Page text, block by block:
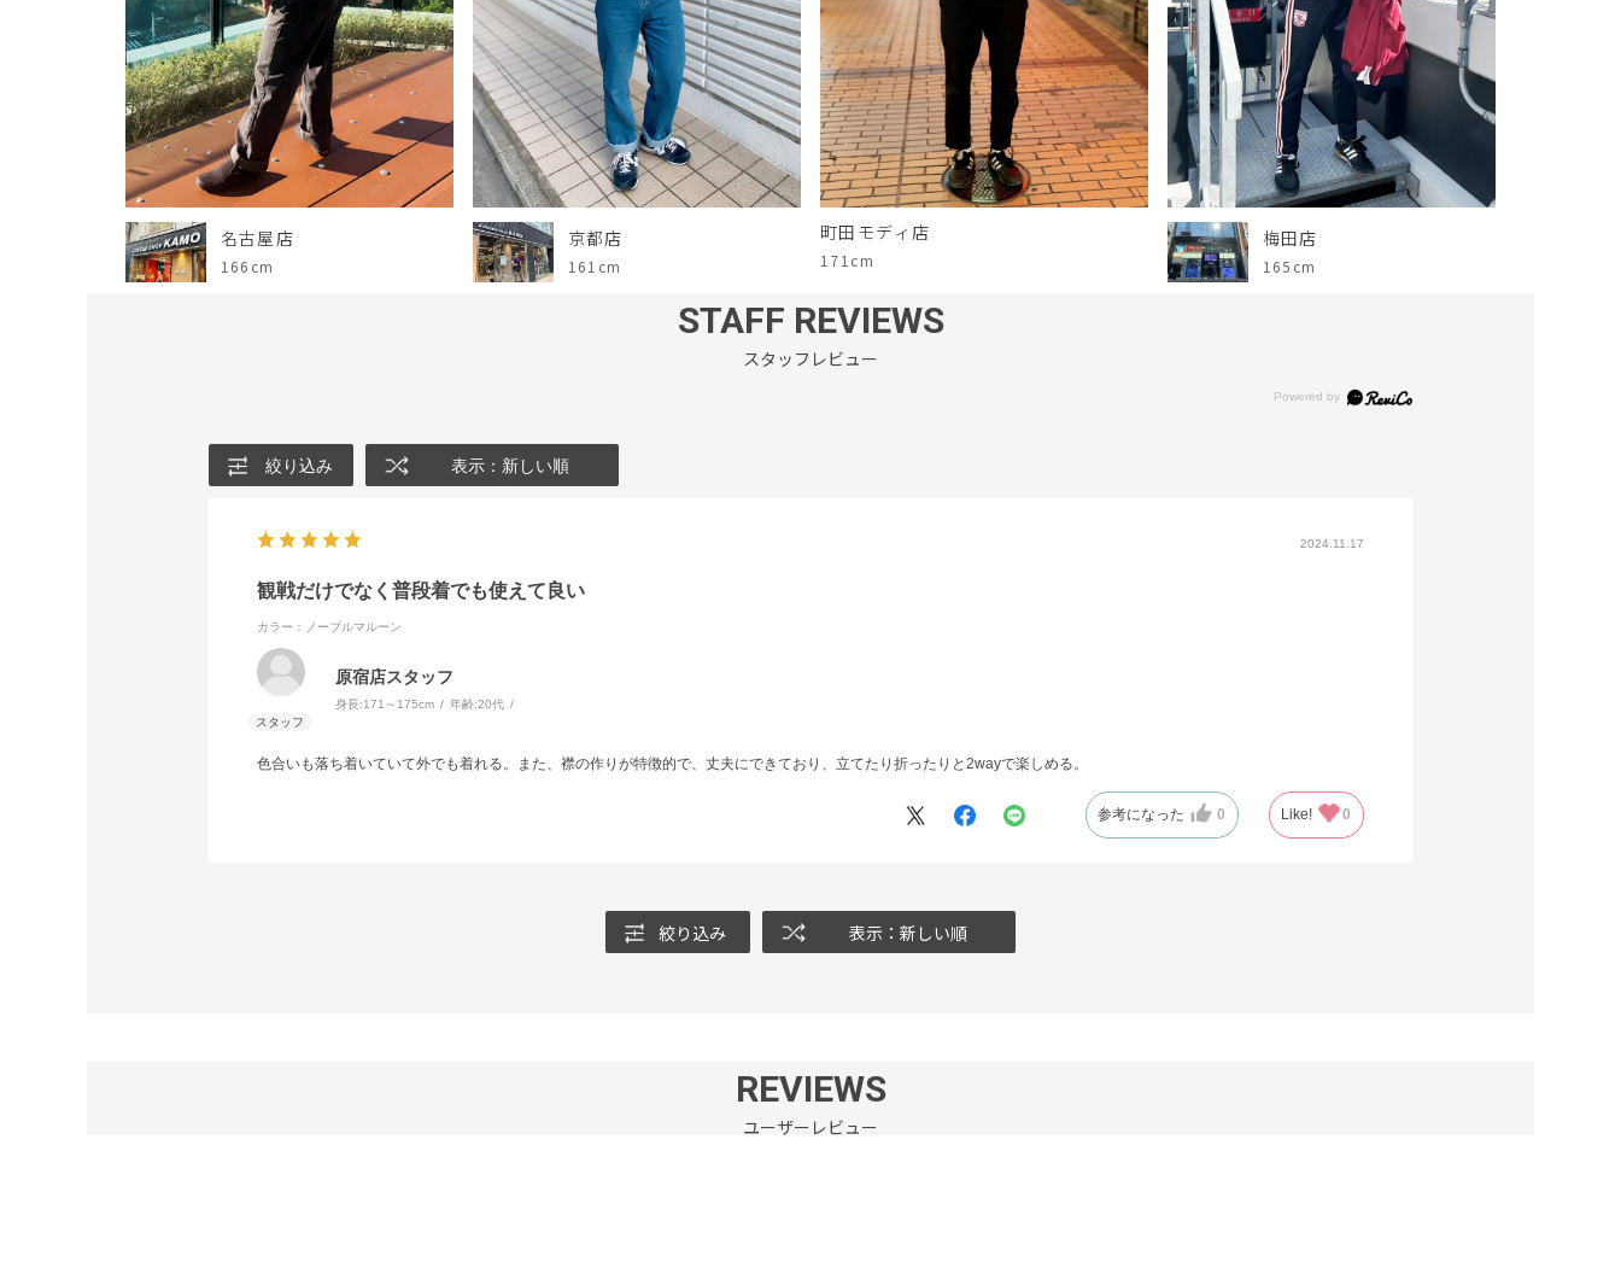
名古屋店
166cm
京都店
161cm
町田モディ店
171cm
梅田店
165cm
STAFF REVIEWS
スタッフレビュー
絞り込み 表示：新しい順
2024.11.17
観戦だけでなく普段着でも使えて良い
カラー：ノーブルマルーン
原宿店スタッフ
身長:171～175cm 年齢:20代
色合いも落ち着いていて外でも着れる。また、襟の作りが特徴的で、丈夫にできており、立てたり折ったりと2wayで楽しめる。
参考になった 0 Like! 0
絞り込み 表示：新しい順
REVIEWS
ユーザーレビュー